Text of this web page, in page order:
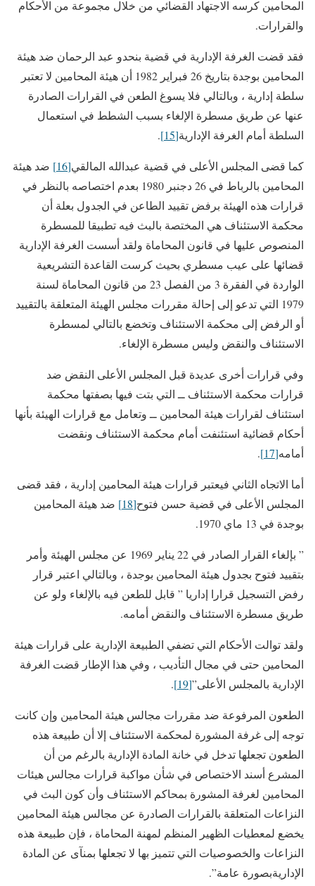
المحامين كرسه الاجتهاد القضائي من خلال مجموعة من الأحكام
والقرارات.
فقد قضت الغرفة الإدارية في قضية بنحدو عبد الرحمان ضد هيئة
المحامين بوجدة بتاريخ 26 فبراير 1982 أن هيئة المحامين لا تعتبر
سلطة إدارية ، وبالتالي فلا يسوغ الطعن في القرارات الصادرة
عنها عن طريق مسطرة الإلغاء بسبب الشطط في استعمال
السلطة أمام الغرفة الإدارية[15]
.
كما قضى المجلس الأعلى في قضية عبدالله المالقي[16]
ضد هيئة
المحامين بالرباط في 26 دجنبر 1980 بعدم اختصاصه بالنظر في
قرارات هذه الهيئة برفض تقييد الطاعن في الجدول بعلة أن
محكمة الاستئناف هي المختصة بالبث فيه تطبيقا للمسطرة
المنصوص عليها في قانون المحاماة ولقد أسست الغرفة الإدارية
قضائها على عيب مسطري بحيث كرست القاعدة التشريعية
الواردة في الفقرة 3 من الفصل 23 من قانون المحاماة لسنة
1979 التي تدعو إلى إحالة مقررات مجلس الهيئة المتعلقة بالتقييد
أو الرفض إلى محكمة الاستئناف وتخضع بالتالي لمسطرة
الاستئناف والنقض وليس مسطرة الإلغاء.
وفي قرارات أخرى عديدة قبل المجلس الأعلى النقض ضد
قرارات محكمة الاستئناف ــ التي بتت فيها بصفتها محكمة
استئناف لقرارات هيئة المحامين ــ وتعامل مع قرارات الهيئة بأنها
أحكام قضائية استئنفت أمام محكمة الاستئناف ونقضت
أمامه[17]
.
أما الاتجاه الثاني فيعتبر قرارات هيئة المحامين إدارية ، فقد قضى
المجلس الأعلى في قضية حسن فتوح[18]
ضد هيئة المحامين
بوجدة في 13 ماي 1970.
” بإلغاء القرار الصادر في 22 يناير 1969 عن مجلس الهيئة وأمر
بتقييد فتوح بجدول هيئة المحامين بوجدة ، وبالتالي اعتبر قرار
رفض التسجيل قرارا إداريا ” قابل للطعن فيه بالإلغاء ولو عن
طريق مسطرة الاستئناف والنقض أمامه.
ولقد توالت الأحكام التي تضفي الطبيعة الإدارية على قرارات هيئة
المحامين حتى في مجال التأديب ، وفي هذا الإطار قضت الغرفة
الإدارية بالمجلس الأعلى”[19]
.
الطعون المرفوعة ضد مقررات مجالس هيئة المحامين وإن كانت
توجه إلى غرفة المشورة لمحكمة الاستئناف إلا أن طبيعة هذه
الطعون تجعلها تدخل في خانة المادة الإدارية بالرغم من أن
المشرع أسند الاختصاص في شأن مواكبة قرارات مجالس هيئات
المحامين لغرفة المشورة بمحاكم الاستئناف وأن كون البث في
النزاعات المتعلقة بالقرارات الصادرة عن مجالس هيئة المحامين
يخضع لمعطيات الظهير المنظم لمهنة المحاماة ، فإن طبيعة هذه
النزاعات والخصوصيات التي تتميز بها لا تجعلها بمنآى عن المادة
الإداريةبصورة عامة”.